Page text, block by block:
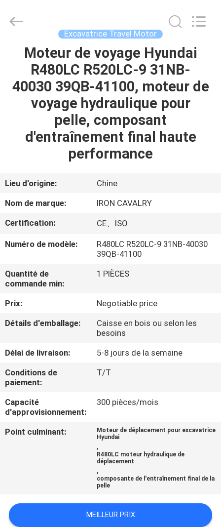
APERÇU
PRODUITS
VIDÉOS
A
PROPOS
DE
NOUS
VISITE
CONTRÔLE
LA
QUALITÉ
CONTACT
NOUVELLES
CAS
Machinery
Excavatrice Travel Motor
Moteur de voyage Hyundai
R480LC R520LC-9 31NB-
40030 39QB-41100, moteur de
voyage hydraulique pour
pelle, composant
d'entraînement final haute
performance
Lieu d'origine:
Chine
Nom de marque:
IRON CAVALRY
Certification:
CE、ISO
Numéro de modèle:
R480LC R520LC-9 31NB-40030
39QB-41100
Quantité de
commande min:
1 PIÈCES
Prix:
Negotiable price
Détails d'emballage:
Caisse en bois ou selon les
besoins
Délai de livraison:
5-8 jours de la semaine
Conditions de
paiement:
T/T
Capacité
d'approvisionnement:
300 pièces/mois
Point culminant:
Moteur de déplacement pour excavatrice
Hyundai
,
R480LC moteur hydraulique de
déplacement
,
composante de l'entraînement final de la
pelle
MEILLEUR PRIX